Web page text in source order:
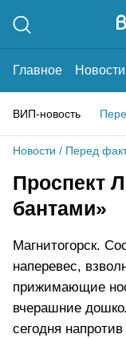
Главное Новости
ВИП-новость
Новости / Перед
Проспект
бантами»
Магнитогорск.
наперевес,
прижимающие
вчерашние
сегодня